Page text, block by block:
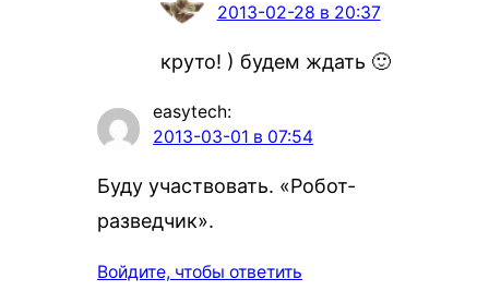
2013-02-28 в 20:37
круто! ) будем ждать 🙂
easytech:
2013-03-01 в 07:54
Буду участвовать. «Робот-
разведчик».
Войдите, чтобы ответить